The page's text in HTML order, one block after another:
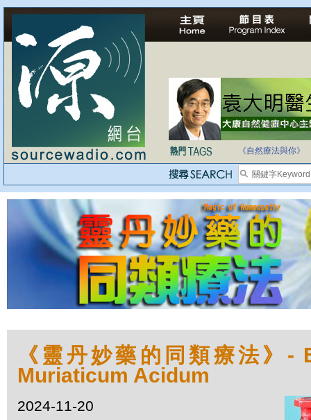
自家教育合法化-
《自然療法與你》
《靈丹妙藥的同類療法》-
Muriaticum Acidum
2024-11-20